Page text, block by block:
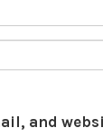
and